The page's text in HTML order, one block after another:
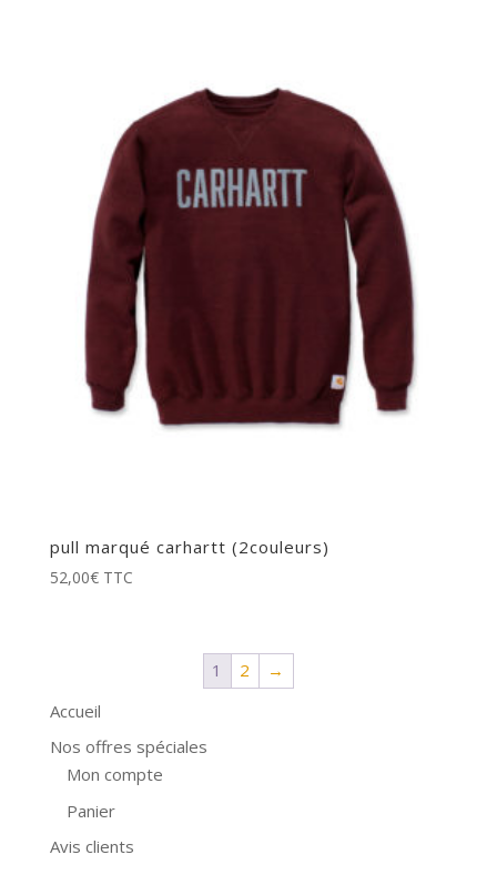
pull marqué carhartt (2couleurs)
52,00€ TTC
1 2
→
Accueil
Nos offres spéciales
Mon compte
Panier
Avis clients